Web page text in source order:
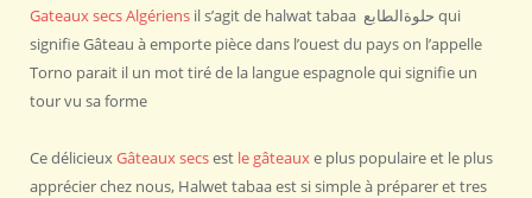
Gateaux secs Algériens il s’agit de halwat tabaa حلوةالطابع qui
signifie Gâteau à emporte pièce dans l’ouest du pays on l’appelle
Torno parait il un mot tiré de la langue espagnole qui signifie un
tour vu sa forme
Ce délicieuxGâteaux secsest le gâteauxe plus populaire et le plus
apprécier chez nous, Halwet tabaa est si simple à préparer et tres